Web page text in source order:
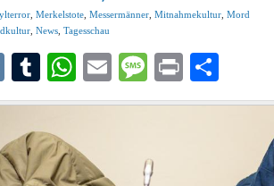
Merkelstote Messermänner Mitnahmekultur Mord
News Tagesschau
VK Tumblr
WhatsApp
EmailMessage
Print